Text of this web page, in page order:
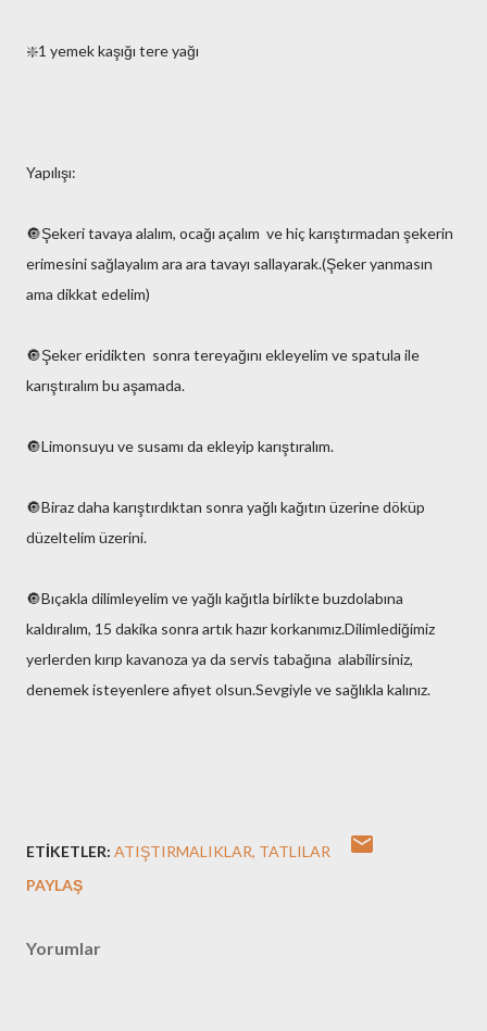
❇️1 yemek kaşığı tere yağı
Yapılışı:
🔘Şekeri tavaya alalım, ocağı açalım ve hiç karıştırmadan şekerin
erimesini sağlayalım ara ara tavayı sallayarak.(Şeker yanmasın
ama dikkat edelim)
🔘Şeker eridikten sonra tereyağını ekleyelim ve spatula ile
karıştıralım bu aşamada.
🔘Limonsuyu ve susamı da ekleyip karıştıralım.
🔘Biraz daha karıştırdıktan sonra yağlı kağıtın üzerine döküp
düzeltelim üzerini.
🔘Bıçakla dilimleyelim ve yağlı kağıtla birlikte buzdolabına
kaldıralım, 15 dakika sonra artık hazır korkanımız.Dilimlediğimiz
yerlerden kırıp kavanoza ya da servis tabağına alabilirsiniz,
denemek isteyenlere afiyet olsun.Sevgiyle ve sağlıkla kalınız.
ETIKETLER: ATIŞTIRMALIKLAR TATLILAR
PAYLAŞ
Yorumlar